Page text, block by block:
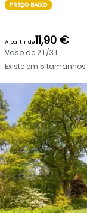
PREÇO BAIXO
A partir de11,90 €
Vaso de 2 L/3 L
Existe em 5 tamanhos